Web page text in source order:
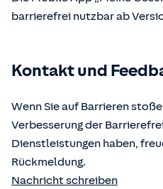
barrierefrei nutzbar ab
Kontakt und
Wenn Sie auf Barrieren
Verbesserung der
Dienstleistungen haben,
Rückmeldung.
Nachricht schreiben